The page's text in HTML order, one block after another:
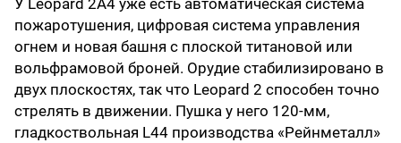
У Leopard 2А4 уже есть автоматическая система
пожаротушения, цифровая система управления
огнем и новая башня с плоской титановой или
вольфрамовой броней. Орудие стабилизировано в
двух плоскостях, так что Leopard 2 способен точно
стрелять в движении. Пушка у него 120-мм,
гладкоствольная L44 производства «Рейнметалл»